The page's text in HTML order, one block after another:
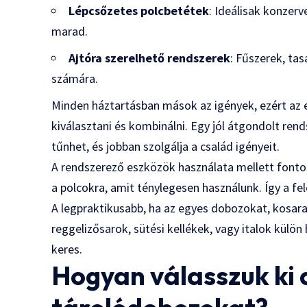
Lépcsőzetes polcbetétek: Ideálisak
marad.
Ajtóra szerelhető rendszerek: Fűszerek,
számára.
Minden háztartásban mások az igények, ezért
kiválasztani és kombinálni. Egy jól átgondolt
tűnhet, és jobban szolgálja a család igényeit.
A rendszerező eszközök használata mellett
a polcokra, amit ténylegesen használunk. Így a
A legpraktikusabb, ha az egyes dobozokat,
reggelizősarok, sütési kellékek, vagy italok
keres.
Hogyan válasszuk ki